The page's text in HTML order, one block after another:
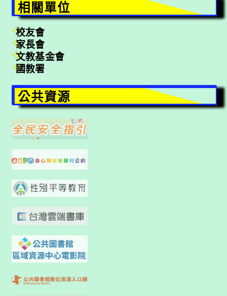
相關單位
校友會
家長會
文教基金會
國教署
公共資源